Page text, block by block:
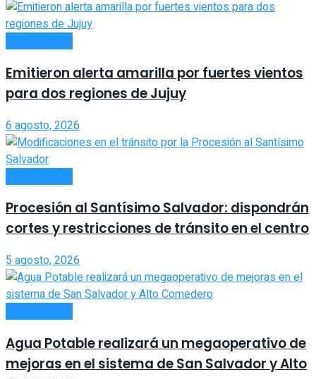
Emitieron alerta amarilla por fuertes vientos
para dos regiones de Jujuy
6 agosto, 2026
Procesión al Santísimo Salvador: dispondrán
cortes y restricciones de tránsito en el centro
5 agosto, 2026
Agua Potable realizará un megaoperativo de
mejoras en el sistema de San Salvador y Alto